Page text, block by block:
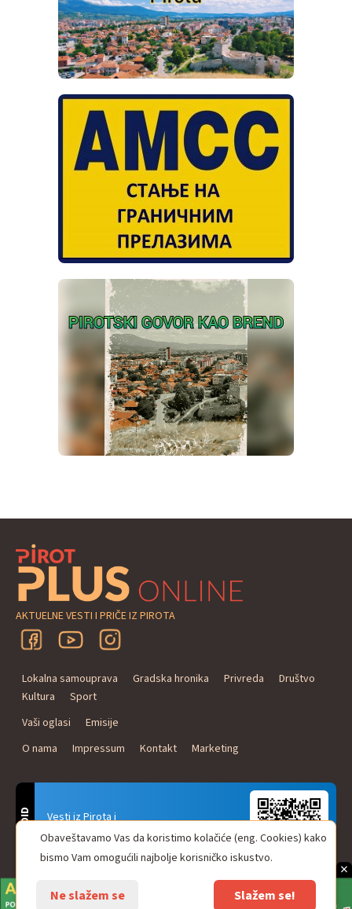
×
AKTUELNE VESTI I PRIČE IZ PIROTA
Lokalna samouprava Gradska hronika Privreda
Društvo
Kultura
Sport
Vaši oglasi
Emisije
O nama
Impressum Kontakt Marketing
Vesti iz Pirota i
Naxi Plus Radio
Uvek u Vašem džepu!
ANDROID
© Pirot plus online - internet portal. Sva prava zadržana.
Obaveštavamo Vas da koristimo kolačiće (eng. Cookies) kako
bismo Vam omogućili najbolje korisničko iskustvo.
Ne slažem se Slažem se!